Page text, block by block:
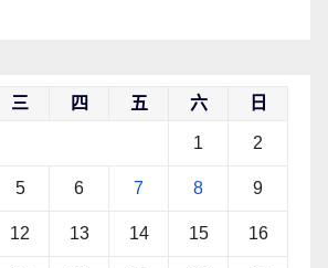
三 四 五 六 日
1 2
5 6 7 8 9
12 13 14 15 16